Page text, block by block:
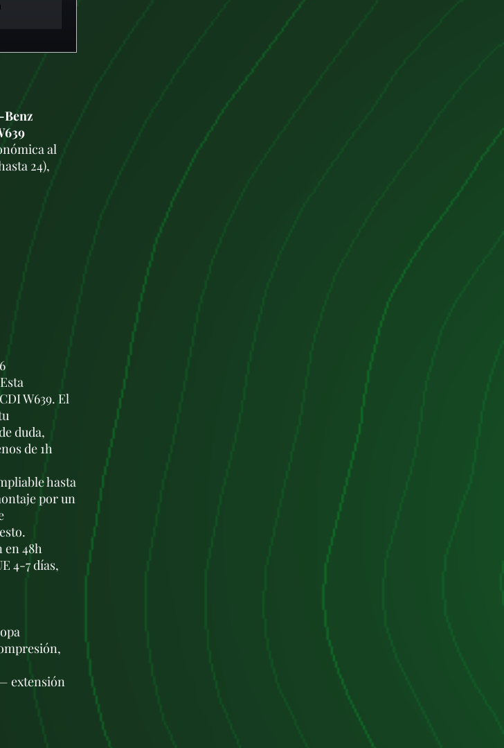
al
24),
Esta
W639. El
duda,
de 1h
hasta
por un
en 48h
4-7 días,
extensión